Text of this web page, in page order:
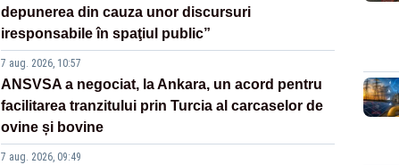
depunerea din cauza unor discursuri
iresponsabile în spaţiul public”
7 aug. 2026, 10:57
ANSVSA a negociat, la Ankara, un acord pentru
facilitarea tranzitului prin Turcia al carcaselor de
ovine și bovine
7 aug. 2026, 09:49